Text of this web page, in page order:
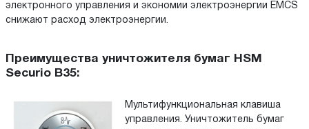
электронного управления и экономии электроэнергии EMCS
снижают расход электроэнергии.
Преимущества уничтожителя бумаг HSM
Securio B35:
Мультифункциональная клавиша
управления. Уничтожитель бумаг